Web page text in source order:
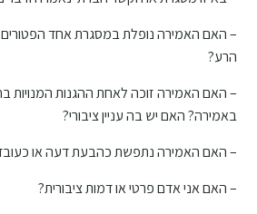
– האם האמירה נופלת במסגרת אחד הפטורים
הרע?
– האם האמירה זוכה לאחת ההגנות המנויות
באמירה? האם יש בה עניין ציבורי?
– האם האמירה נתפשת כהבעת דעה או
– האם אני אדם פרטי או דמות ציבורית?